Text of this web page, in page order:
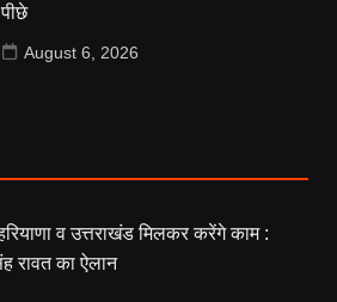
पीछे
August 6, 2026